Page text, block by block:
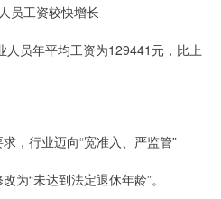
员工资较快增长
员年平均工资为129441元，比上
，行业迈向“宽准入、严监管”
为“未达到法定退休年龄”。